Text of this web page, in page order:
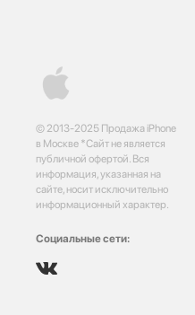
© 2013-2025 Продажа iPhone
в Москве *Сайт не является
публичной офертой. Вся
информация, указанная на
сайте, носит исключительно
информационный характер.
Социальные сети: